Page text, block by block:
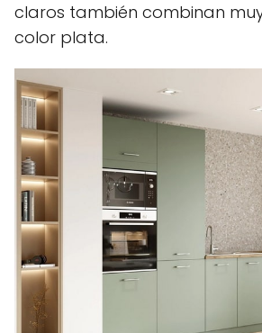
claros también combinan
color plata.